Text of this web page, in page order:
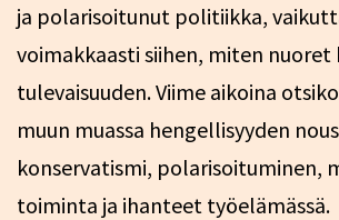
ja polarisoitunut politiikka,
voimakkaasti siihen, miten nuoret
tulevaisuuden. Viime aikoina
muun muassa hengellisyyden
konservatismi, polarisoituminen,
toiminta ja ihanteet työelämässä.